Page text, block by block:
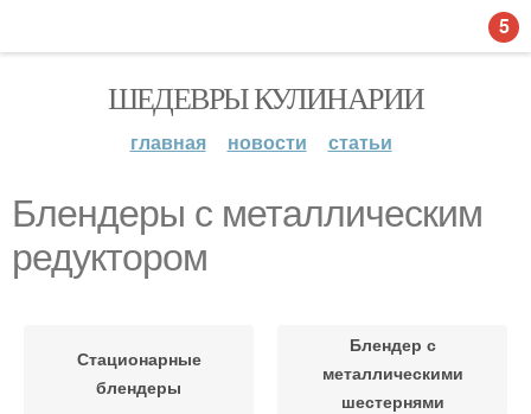
ШЕДЕВРЫ КУЛИНАРИИ
главная новости статьи
Блендеры с металлическим
редуктором
Стационарные
блендеры
Блендер с
металлическими
шестернями
5